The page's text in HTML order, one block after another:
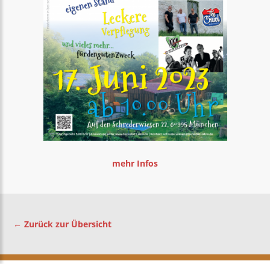
mehr Infos
← Zurück zur Übersicht